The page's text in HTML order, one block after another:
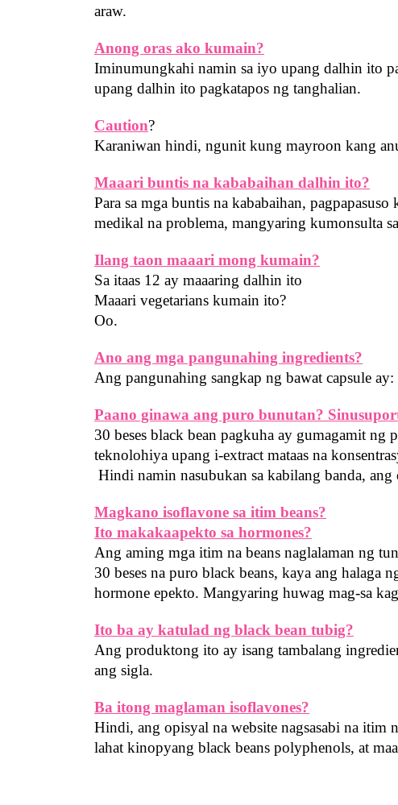
araw.
Anong oras ako kumain?
Iminumungkahi namin sa iyo upang dalhin ito
upang dalhin ito pagkatapos ng tanghalian.
Caution?
Karaniwan hindi, ngunit kung mayroon kang
Maaari buntis na kababaihan dalhin ito?
Para sa mga buntis na kababaihan,
medikal na problema, mangyaring kumonsulta
Ilang taon maaari mong kumain?
Sa itaas 12 ay maaaring dalhin ito
Maaari vegetarians kumain ito?
Oo.
Ano ang mga pangunahing ingredients?
Ang pangunahing sangkap ng bawat capsule
Paano ginawa ang puro bunutan?
30 beses black bean pagkuha ay gumagamit
teknolohiya upang i-extract mataas na
Hindi namin nasubukan sa kabilang banda,
Magkano isoflavone sa itim beans?
Ito makakaapekto sa hormones?
Ang aming mga itim na beans naglalaman ng
30 beses na puro black beans, kaya ang halaga
hormone epekto. Mangyaring huwag mag-sa
Ito ba ay katulad ng black bean tubig?
Ang produktong ito ay isang tambalang
ang sigla.
Ba itong maglaman isoflavones?
Hindi, ang opisyal na website nagsasabi na itim
lahat kinopyang black beans polyphenols, at